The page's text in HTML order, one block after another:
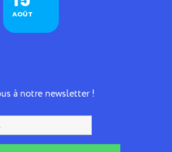
AOÛT
à notre newsletter !